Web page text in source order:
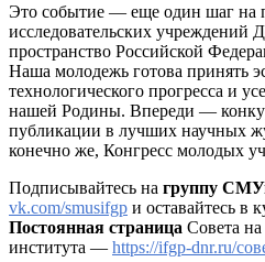
Это событие — еще один шаг на
исследовательских учреждений
пространство Российской
Наша молодежь готова принять
технологического прогресса и
нашей Родины. Впереди —
публикации в лучших научных
конечно же, Конгресс молодых
Подписывайтесь на группу
vk.com/smusifgp и оставайтесь в
Постоянная страница Совета
института — https://ifgp-dnr.ru/